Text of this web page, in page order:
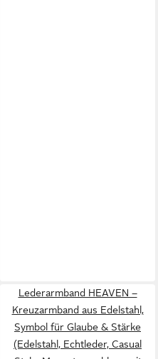
Lederarmband HEAVEN –
Kreuzarmband aus Edelstahl,
Symbol für Glaube & Stärke
(Edelstahl, Echtleder, Casual